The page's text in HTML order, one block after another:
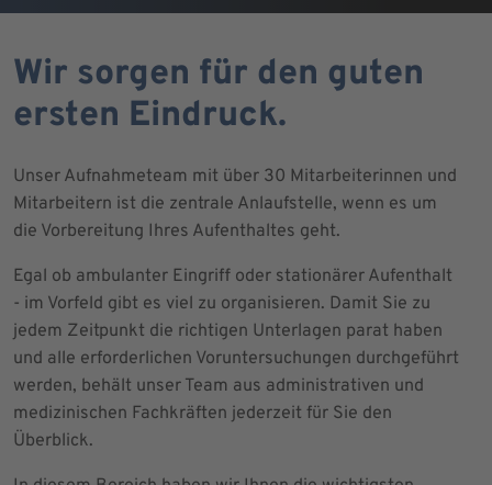
Wir sorgen für den guten
ersten Eindruck.
Unser Aufnahmeteam mit über 30 Mitarbeiterinnen und
Mitarbeitern ist die zentrale Anlaufstelle, wenn es um
die Vorbereitung Ihres Aufenthaltes geht.
Egal ob ambulanter Eingriff oder stationärer Aufenthalt
- im Vorfeld gibt es viel zu organisieren. Damit Sie zu
jedem Zeitpunkt die richtigen Unterlagen parat haben
und alle erforderlichen Voruntersuchungen durchgeführt
werden, behält unser Team aus administrativen und
medizinischen Fachkräften jederzeit für Sie den
Überblick.